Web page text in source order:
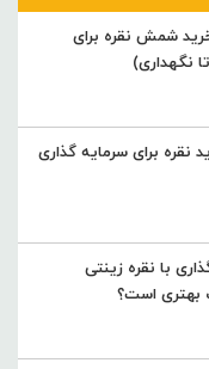
شمش نقره برای
نگهداری)
نقره برای سرمایه گذاری
با نقره زینتی
بهتری است؟